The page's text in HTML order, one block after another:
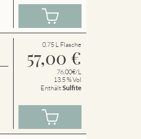
0.75 L Flasche
57,00 €
76.00€/L
13.5 % Vol
EnthältSulfite